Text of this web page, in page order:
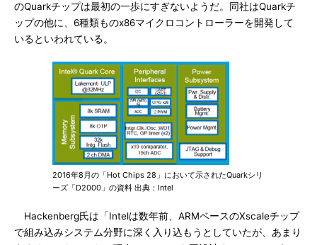
のQuarkチップは最初の一歩にすぎないようだ。同社はQuarkチ
ップの他に、6種類ものx86マイクロコントローラーを開発して
いるといわれている。
2016年8月の「Hot Chips 28」において示されたQuarkシリ
ーズ「D2000」の資料 出典：Intel
Hackenberg氏は「Intelは数年前、ARMベースのXscaleチップ
で組み込みシステム分野に深く入り込もうとしていたが、あまり